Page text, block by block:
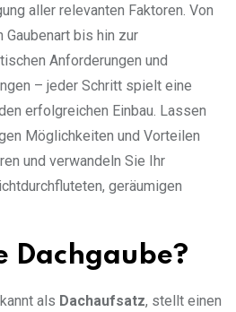
aller relevanten Faktoren. Von
bis hin zur
Anforderungen und
– jeder Schritt spielt eine
erfolgreichen Einbau. Lassen
Möglichkeiten und Vorteilen
und verwandeln Sie Ihr
geräumigen
Dachgaube?
als Dachaufsatz, stellt einen